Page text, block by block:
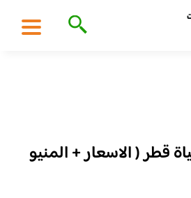
قطر ( الاسعار + المنيو